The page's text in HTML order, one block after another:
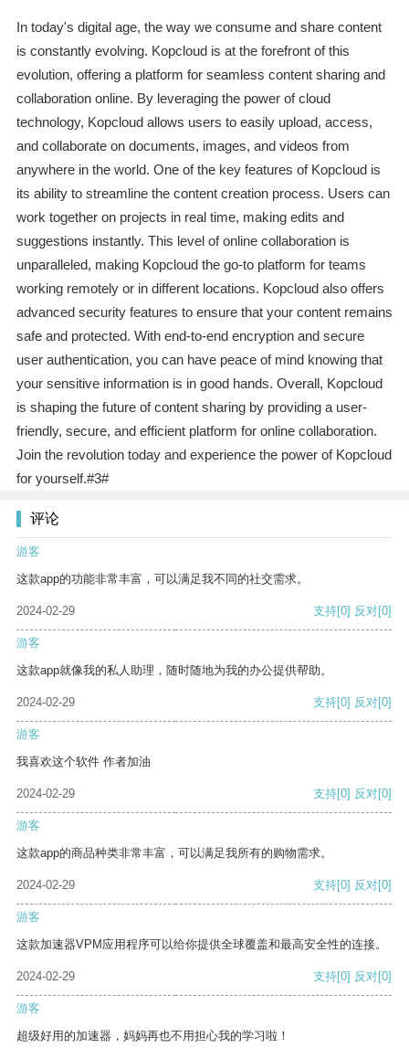
In today's digital age, the way we consume and share content
is constantly evolving. Kopcloud is at the forefront of this
evolution, offering a platform for seamless content sharing and
collaboration online. By leveraging the power of cloud
technology, Kopcloud allows users to easily upload, access,
and collaborate on documents, images, and videos from
anywhere in the world. One of the key features of Kopcloud is
its ability to streamline the content creation process. Users can
work together on projects in real time, making edits and
suggestions instantly. This level of online collaboration is
unparalleled, making Kopcloud the go-to platform for teams
working remotely or in different locations. Kopcloud also offers
advanced security features to ensure that your content remains
safe and protected. With end-to-end encryption and secure
user authentication, you can have peace of mind knowing that
your sensitive information is in good hands. Overall, Kopcloud
is shaping the future of content sharing by providing a user-
friendly, secure, and efficient platform for online collaboration.
Join the revolution today and experience the power of Kopcloud
for yourself.#3#
评论
游客
这款app的功能非常丰富，可以满足我不同的社交需求。
2024-02-29 支持[0] 反对[0]
游客
这款app就像我的私人助理，随时随地为我的办公提供帮助。
2024-02-29 支持[0] 反对[0]
游客
我喜欢这个软件 作者加油
2024-02-29 支持[0] 反对[0]
游客
这款app的商品种类非常丰富，可以满足我所有的购物需求。
2024-02-29 支持[0] 反对[0]
游客
这款加速器VPM应用程序可以给你提供全球覆盖和最高安全性的连接。
2024-02-29 支持[0] 反对[0]
游客
超级好用的加速器，妈妈再也不用担心我的学习啦！